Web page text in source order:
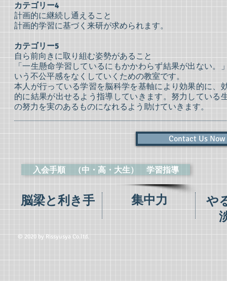
カテゴリー4
計画的に継続し通えること
計画的学習に基づく来研が求められます。
カテゴリー5
自ら前向きに取り組む姿勢があること
「一生懸命学習しているにもかかわらず結果が出ない。
いう不公平感をなくしていくための教室です。
本人が行っている学習を脳科学を基軸により効果的に、
的に結果が出せるよう指導していきます。努力している
の努力を実のあるものになれるよう助けていきます。
Contact Us Now
入会手順 （中・高・大生） 学習指導
脳梁と利き手 集中力
や
© 2020 by Rissyusya Co.ltd.